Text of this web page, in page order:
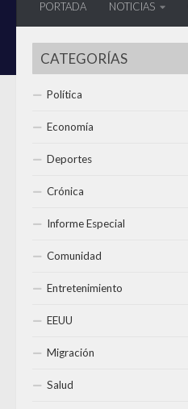
PORTADA NOTICIAS
CATEGORÍAS
Política
Economía
Deportes
Crónica
Informe Especial
Comunidad
Entretenimiento
EEUU
Migración
Salud